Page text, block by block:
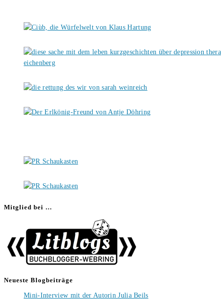
Mitglied bei …
Neueste Blogbeiträge
Mini-Interview mit der Autorin Julia Beils